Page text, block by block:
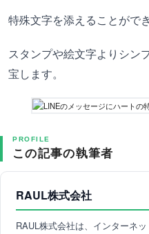
特殊文字を添えることができ
スタンプや絵文字よりシン
宝します。
PROFILE
この記事の執筆者
RAUL株式会社
RAUL株式会社は、インターネ